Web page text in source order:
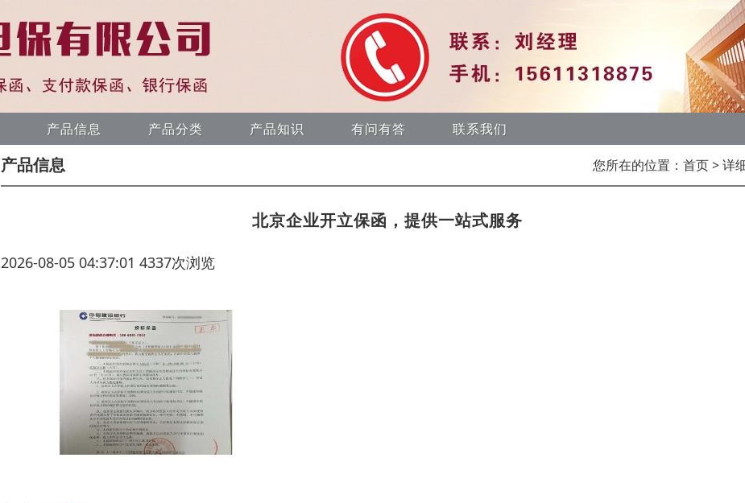
产品信息 产品分类 产品知识 有问有答 联系我们
产品信息 您所在的位置： 首页> 详
北京企业开立保函，提供一站式服务
2026-08-05 04:37:01 4337次浏览